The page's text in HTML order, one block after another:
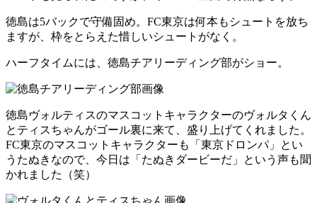
徳島は5バックで守備固め。FC東京は何本もシュートを放ち
ますが、枠をとらえた惜しいシュートがなく。
ハーフタイムには、徳島チアリーディング部がショー。
徳島ヴォルティスのマスコットキャラクターのヴォルタくん
とティスちゃんがゴール裏に来て、盛り上げてくれました。
FC東京のマスコットキャラクターも「東京ドロンパ」とい
うたぬきなので、今日は「たぬきダービーだ」という声も聞
かれました（笑）